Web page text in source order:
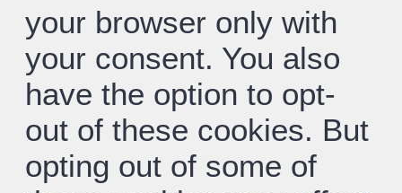
your browser only with
your consent. You also
have the option to opt-
out of these cookies. But
opting out of some of